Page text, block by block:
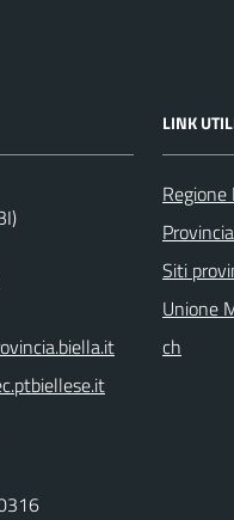
LINK
Siti
Unione
ch